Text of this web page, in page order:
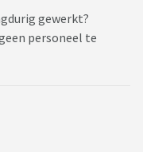
gewerkt?
personeel te